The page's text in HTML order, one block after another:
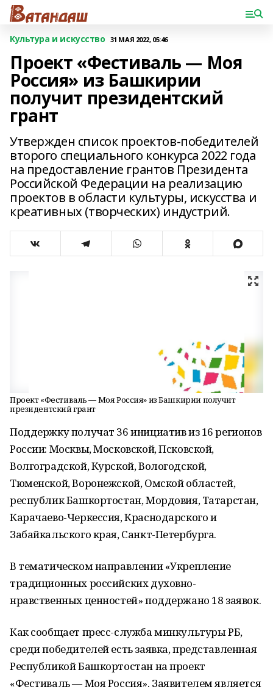
Культура и искусство 31 МАЯ 2022, 05:46
Проект «Фестиваль — Моя
Россия» из Башкирии
получит президентский
грант
Утвержден список проектов-победителей
второго специального конкурса 2022 года
на предоставление грантов Президента
Российской Федерации на реализацию
проектов в области культуры, искусства и
креативных (творческих) индустрий.
Проект «Фестиваль — Моя Россия» из Башкирии получит
президентский грант
Поддержку получат 36 инициатив из 16 регионов
России: Москвы, Московской, Псковской,
Волгоградской, Курской, Вологодской,
Тюменской, Воронежской, Омской областей,
республик Башкортостан, Мордовия, Татарстан,
Карачаево-Черкессия, Краснодарского и
Забайкальского края, Санкт-Петербурга.
В тематическом направлении «Укрепление
традиционных российских духовно-
нравственных ценностей» поддержано 18 заявок.
Как сообщает пресс-служба минкультуры РБ,
среди победителей есть заявка, представленная
Республикой Башкортостан на проект
«Фестиваль — Моя Россия». Заявителем является